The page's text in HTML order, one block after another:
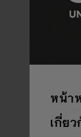
หน้า
เกี่ยว